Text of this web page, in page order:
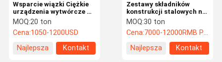
Wsparcie wiązki Ciężkie
urządzenia wytwórcze ze
stali Komponenty
konstrukcyjne ze stali
MOQ:20 ton
Cena:1050-1200USD
Najlepsza
Kontakt
Zestawy składników
konstrukcji stalowych na
zamówienie dla budynków
prefabrykowanych
MOQ:30 ton
Cena:7000-12000RMB Per Ton
Najlepsza
Kontakt